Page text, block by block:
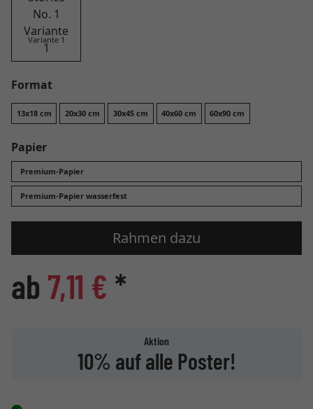
Variante 1
Format
13x18 cm 20x30 cm 30x45 cm 40x60 cm 60x90 cm
Papier
Premium-Papier
Premium-Papier wasserfest
Rahmen dazu
ab 7,11 € *
Aktion
10% auf alle Poster!